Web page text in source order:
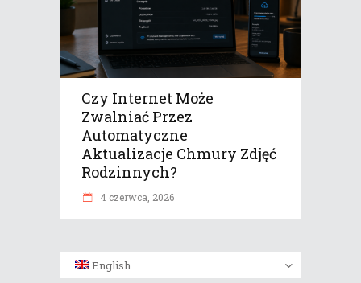
Czy Internet Może
Zwalniać Przez
Automatyczne
Aktualizacje Chmury Zdjęć
Rodzinnych?
4 czerwca, 2026
English